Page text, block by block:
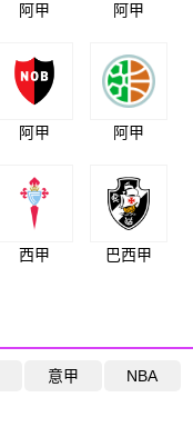
阿甲 阿甲
阿甲 阿甲
西甲 巴西甲
意甲 NBA